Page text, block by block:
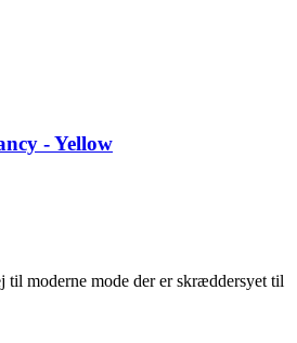
- Yellow
til moderne mode der er skræddersyet til